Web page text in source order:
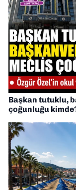
Başkan tutuklu,
çoğunluğu